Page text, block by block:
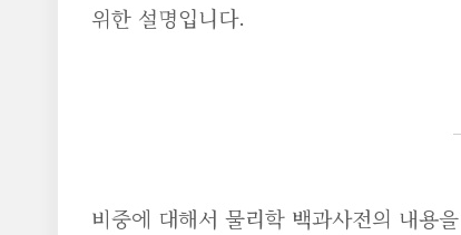
위한 설명입니다.
비중에 대해서 물리학 백과사전의 내용